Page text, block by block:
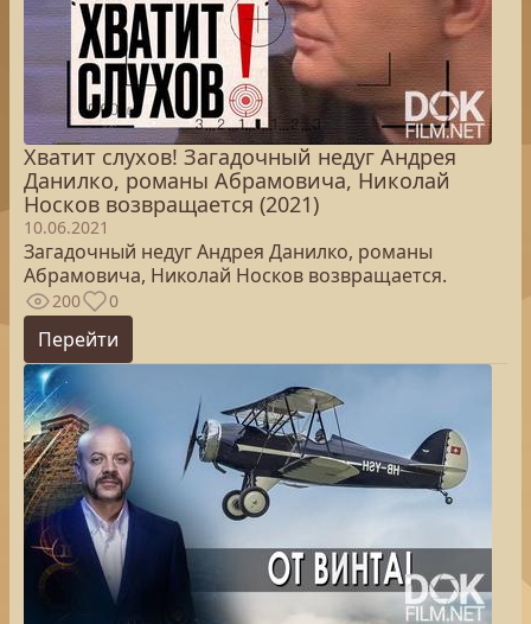
Хватит слухов! Загадочный недуг Андрея
Данилко, романы Абрамовича, Николай
Носков возвращается (2021)
10.06.2021
Загадочный недуг Андрея Данилко, романы
Абрамовича, Николай Носков возвращается.
200 0
Перейти